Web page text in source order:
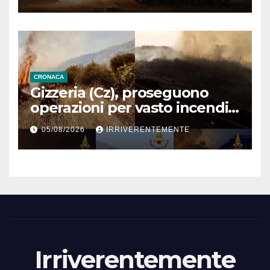
CRONACA
Gizzeria (Cz), proseguono
operazioni per vasto incendio
boschivo in contrada Destro
05/08/2026 IRRIVERENTEMENTE
Irriverentemente